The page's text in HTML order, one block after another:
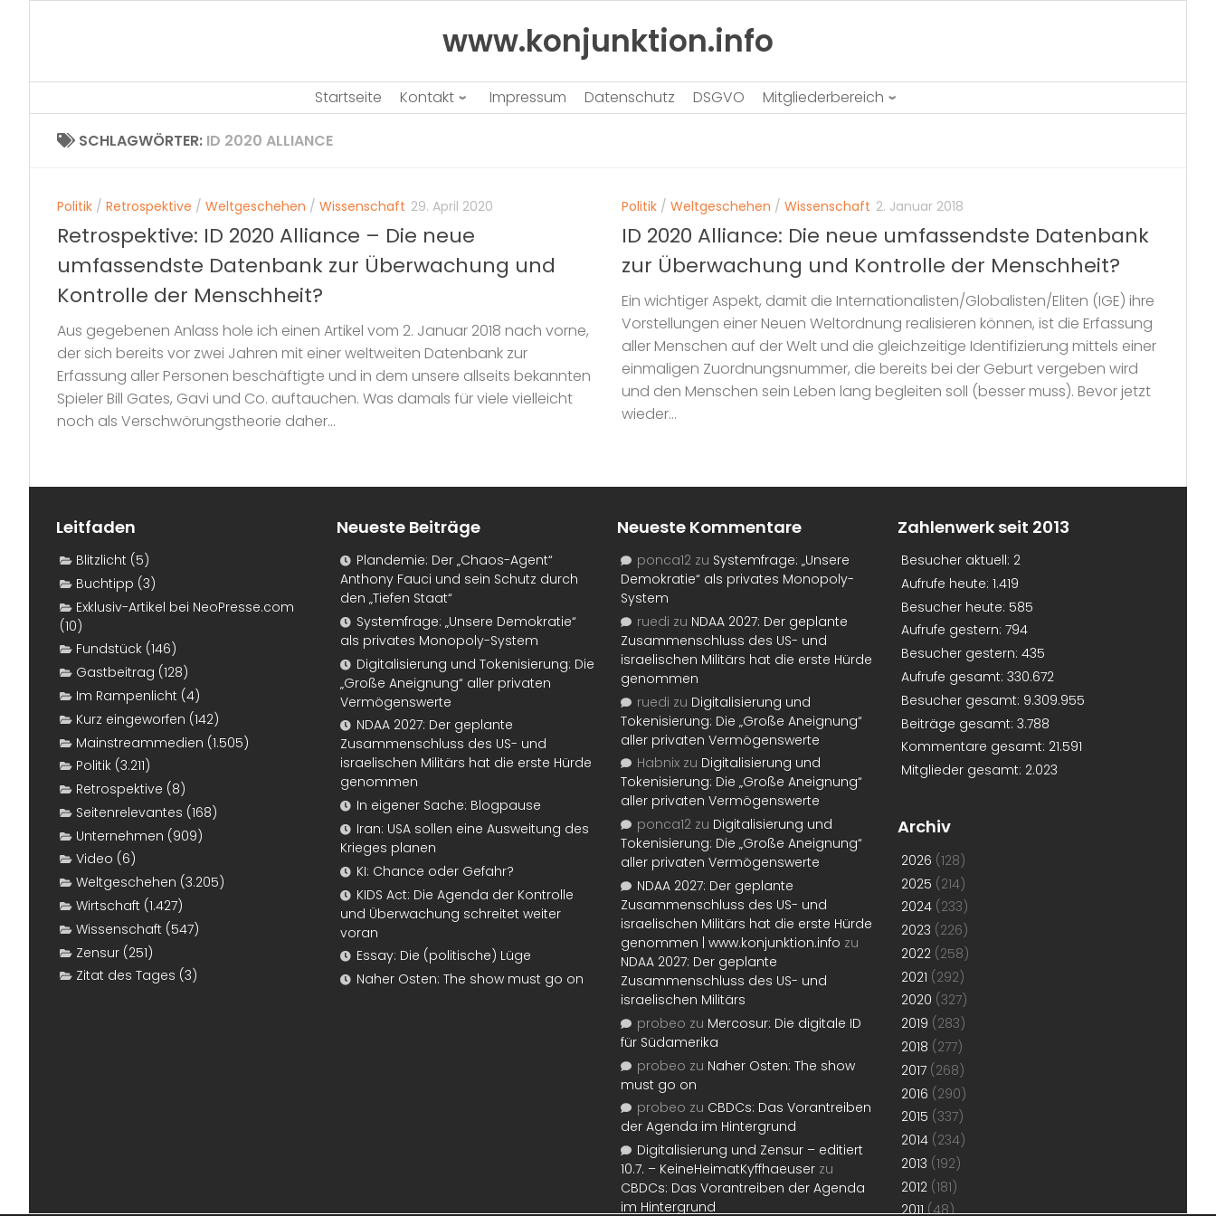
www.konjunktion.info
Startseite Kontakt Impressum Datenschutz DSGVO Mitgliederbereich
SCHLAGWÖRTER: ID 2020 ALLIANCE
Politik / Retrospektive / Weltgeschehen / Wissenschaft 29. April 2020
Retrospektive: ID 2020 Alliance – Die neue
umfassendste Datenbank zur Überwachung und
Kontrolle der Menschheit?
Aus gegebenen Anlass hole ich einen Artikel vom 2. Januar 2018 nach vorne,
der sich bereits vor zwei Jahren mit einer weltweiten Datenbank zur
Erfassung aller Personen beschäftigte und in dem unsere allseits bekannten
Spieler Bill Gates, Gavi und Co. auftauchen. Was damals für viele vielleicht
noch als Verschwörungstheorie daher...
Politik / Weltgeschehen / Wissenschaft 2. Januar 2018
ID 2020 Alliance: Die neue umfassendste Datenbank
zur Überwachung und Kontrolle der Menschheit?
Ein wichtiger Aspekt, damit die Internationalisten/Globalisten/Eliten (IGE) ihre
Vorstellungen einer Neuen Weltordnung realisieren können, ist die Erfassung
aller Menschen auf der Welt und die gleichzeitige Identifizierung mittels einer
einmaligen Zuordnungsnummer, die bereits bei der Geburt vergeben wird
und den Menschen sein Leben lang begleiten soll (besser muss). Bevor jetzt
wieder...
Leitfaden
Blitzlicht (5)
Buchtipp (3)
Exklusiv-Artikel bei NeoPresse.com
(10)
Fundstück (146)
Gastbeitrag (128)
Im Rampenlicht (4)
Kurz eingeworfen (142)
Mainstreammedien (1.505)
Politik (3.211)
Retrospektive (8)
Seitenrelevantes (168)
Unternehmen (909)
Video (6)
Weltgeschehen (3.205)
Wirtschaft (1.427)
Wissenschaft (547)
Zensur (251)
Zitat des Tages (3)
Neueste Beiträge
Plandemie: Der „Chaos-Agent“
Anthony Fauci und sein Schutz durch
den „Tiefen Staat“
Systemfrage: „Unsere Demokratie“
als privates Monopoly-System
Digitalisierung und Tokenisierung: Die
„Große Aneignung“ aller privaten
Vermögenswerte
NDAA 2027: Der geplante
Zusammenschluss des US- und
israelischen Militärs hat die erste Hürde
genommen
In eigener Sache: Blogpause
Iran: USA sollen eine Ausweitung des
Krieges planen
KI: Chance oder Gefahr?
KIDS Act: Die Agenda der Kontrolle
und Überwachung schreitet weiter
voran
Essay: Die (politische) Lüge
Naher Osten: The show must go on
Neueste Kommentare
ponca12 zu Systemfrage: „Unsere
Demokratie“ als privates Monopoly-
System
ruedi zu NDAA 2027: Der geplante
Zusammenschluss des US- und
israelischen Militärs hat die erste Hürde
genommen
ruedi zu Digitalisierung und
Tokenisierung: Die „Große Aneignung“
aller privaten Vermögenswerte
Habnix zu Digitalisierung und
Tokenisierung: Die „Große Aneignung“
aller privaten Vermögenswerte
ponca12 zu Digitalisierung und
Tokenisierung: Die „Große Aneignung“
aller privaten Vermögenswerte
NDAA 2027: Der geplante
Zusammenschluss des US- und
israelischen Militärs hat die erste Hürde
genommen | www.konjunktion.info zu
NDAA 2027: Der geplante
Zusammenschluss des US- und
israelischen Militärs
probeo zu Mercosur: Die digitale ID
für Südamerika
probeo zu Naher Osten: The show
must go on
probeo zu CBDCs: Das Vorantreiben
der Agenda im Hintergrund
Digitalisierung und Zensur – editiert
10.7. – KeineHeimatKyffhaeuser zu
CBDCs: Das Vorantreiben der Agenda
im Hintergrund
Zahlenwerk seit 2013
Besucher aktuell: 2
Aufrufe heute: 1.419
Besucher heute: 585
Aufrufe gestern: 794
Besucher gestern: 435
Aufrufe gesamt: 330.672
Besucher gesamt: 9.309.955
Beiträge gesamt: 3.788
Kommentare gesamt: 21.591
Mitglieder gesamt: 2.023
Archiv
2026 (128)
2025 (214)
2024 (233)
2023 (226)
2022 (258)
2021 (292)
2020 (327)
2019 (283)
2018 (277)
2017 (268)
2016 (290)
2015 (337)
2014 (234)
2013 (192)
2012 (181)
2011(48)